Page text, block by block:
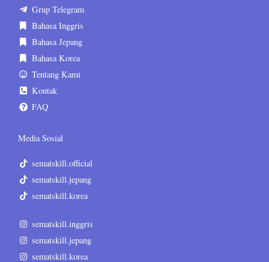
Grup Telegram
Bahasa Inggris
Bahasa Jepang
Bahasa Korea
Tentang Kami
Kontak
FAQ
Media Sosial
sematskill.official
sematskill.jepang
sematskill.korea
sematskill.inggris
sematskill.jepang
sematskill.korea